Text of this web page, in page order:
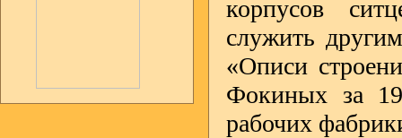
корпусов
служить
«Описи
Фокиных за
рабочих